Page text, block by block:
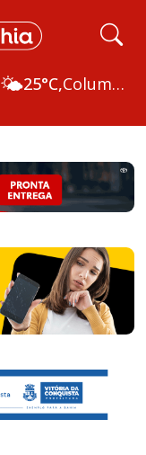
🌤️25°C, Columbus